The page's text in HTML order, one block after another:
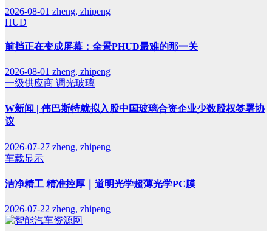
2026-08-01 zheng, zhipeng
HUD
前挡正在变成屏幕：全景PHUD最难的那一关
2026-08-01 zheng, zhipeng
一级供应商 调光玻璃
W新闻 | 伟巴斯特就拟入股中国玻璃合资企业少数股权签署协
议
2026-07-27 zheng, zhipeng
车载显示
洁净精工 精准控厚｜道明光学超薄光学PC膜
2026-07-22 zheng, zhipeng